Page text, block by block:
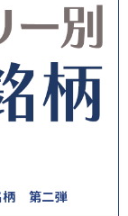
柄 第二弾